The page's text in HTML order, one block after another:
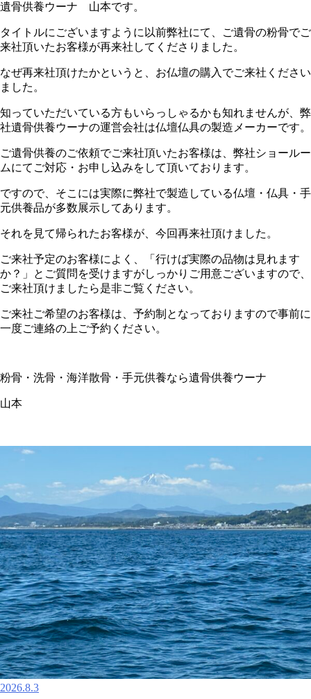
遺骨供養ウーナ 山本です。
タイトルにございますように以前弊社にて、ご遺骨の粉骨でご
来社頂いたお客様が再来社してくださりました。
なぜ再来社頂けたかというと、お仏壇の購入でご来社ください
ました。
知っていただいている方もいらっしゃるかも知れませんが、弊
社遺骨供養ウーナの運営会社は仏壇仏具の製造メーカーです。
ご遺骨供養のご依頼でご来社頂いたお客様は、弊社ショールー
ムにてご対応・お申し込みをして頂いております。
ですので、そこには実際に弊社で製造している仏壇・仏具・手
元供養品が多数展示してあります。
それを見て帰られたお客様が、今回再来社頂けました。
ご来社予定のお客様によく、「行けば実際の品物は見れます
か？」とご質問を受けますがしっかりご用意ございますので、
ご来社頂けましたら是非ご覧ください。
ご来社ご希望のお客様は、予約制となっておりますので事前に
一度ご連絡の上ご予約ください。
粉骨・洗骨・海洋散骨・手元供養なら遺骨供養ウーナ
山本
2026.8.3